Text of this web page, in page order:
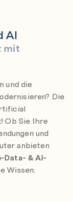
AI
mit
und die
Die
Ob Sie Ihre
und
anbieten
Data- & AI-
Wissen.